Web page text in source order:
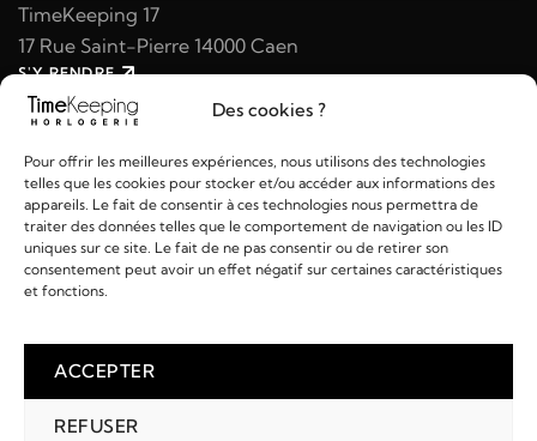
Des cookies ?
Pour offrir les meilleures expériences, nous utilisons des technologies
telles que les cookies pour stocker et/ou accéder aux informations des
appareils. Le fait de consentir à ces technologies nous permettra de
traiter des données telles que le comportement de navigation ou les ID
uniques sur ce site. Le fait de ne pas consentir ou de retirer son
consentement peut avoir un effet négatif sur certaines caractéristiques
et fonctions.
ACCEPTER
REFUSER
TimeKeeping 17
17 Rue Saint-Pierre 14000 Caen
S'Y RENDRE
02 31 47 49 97
contact@timekeeping.fr
Liens utiles
2026 © TIMEKEEPING - Réalisé par